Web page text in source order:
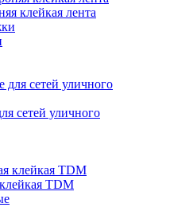
клейкая лента
сетей уличного
TDM